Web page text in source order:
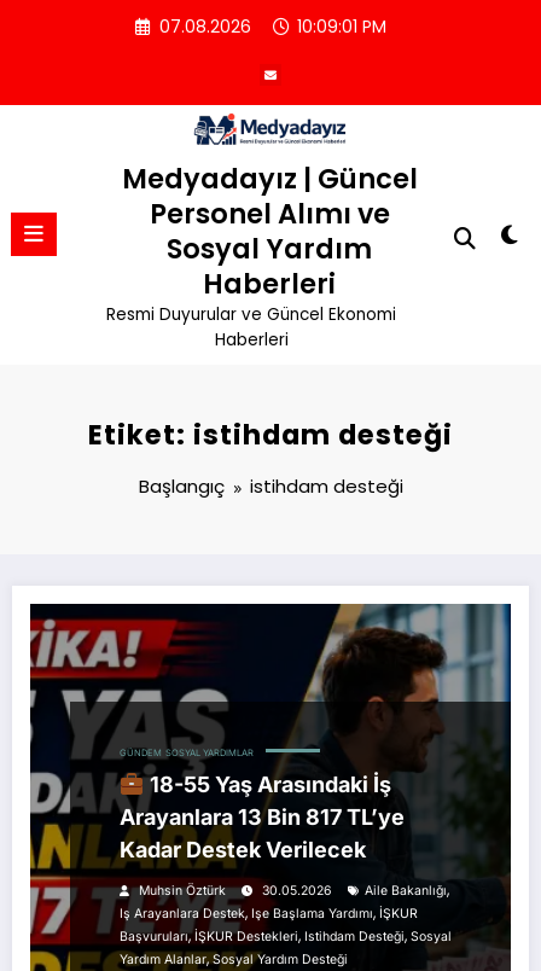
07.08.2026 10:09:02 PM
Medyadayız | Güncel
Personel Alımı ve
Sosyal Yardım
Haberleri
Resmi Duyurular ve Güncel Ekonomi
Haberleri
Etiket: istihdam desteği
Başlangıç istihdam desteği
GÜNDEM SOSYAL YARDIMLAR
18-55 Yaş Arasındaki İş
Arayanlara 13 Bin 817 TL’ye
Kadar Destek Verilecek
Muhsin Öztürk 30.05.2026 Aile Bakanlığı,
Iş Arayanlara Destek, Işe Başlama Yardımı, İŞKUR
Başvuruları,İŞKUR Destekleri, Istihdam Desteği, Sosyal
Yardım Alanlar,Sosyal Yardım Desteği